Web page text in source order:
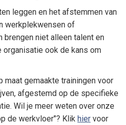
EN
leggen en het afstemmen van
werkplekwensen of
brengen niet alleen talent en
ook de kans om
maat gemaakte trainingen voor
afgestemd op de specifieke
Wil je meer weten over onze
de werkvloer"? Klik hier voor